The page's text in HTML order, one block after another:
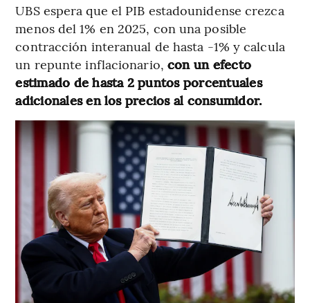
UBS espera que el PIB estadounidense crezca
menos del 1% en 2025, con una posible
contracción interanual de hasta -1% y calcula
un repunte inflacionario, con un efecto
estimado de hasta 2 puntos porcentuales
adicionales en los precios al consumidor.